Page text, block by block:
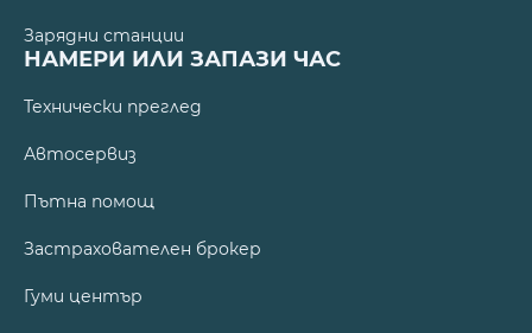
Зарядни станции
НАМЕРИ ИЛИ ЗАПАЗИ ЧАС
Технически преглед
Автосервиз
Пътна помощ
Застрахователен брокер
Гуми център